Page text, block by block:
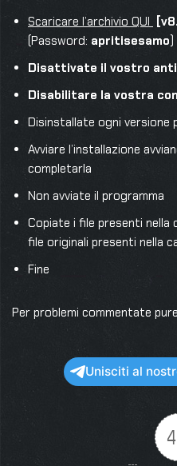
Scaricare l’archivio QUI
(Password: apritisesamo)
Disattivate il vostro
Disabilitare la vostra
Disinstallate ogni versione
Avviare l’installazione
completarla
Non avviate il programma
Copiate i file presenti nella
file originali presenti nella
Fine
Per problemi commentate pure
Unisciti al